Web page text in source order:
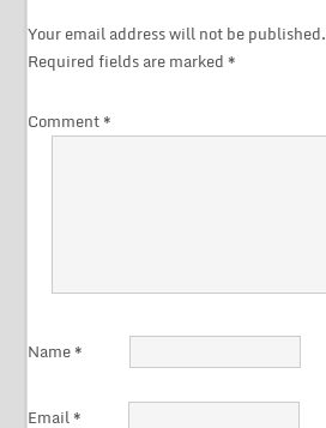
Your email address will not be published.
Required fields are marked *
Comment*
Name*
Email*